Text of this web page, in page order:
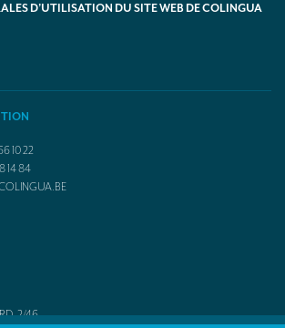
D’UTILISATION DU SITE WEB DE COLINGUA
10 22
14 84
2/46